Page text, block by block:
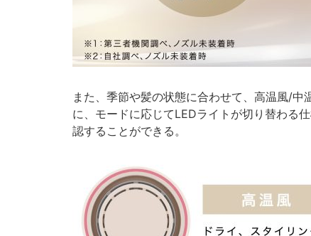
また、季節や髪の状態に合わせて、高温風/
に、モードに応じてLEDライトが切り替わる
認することができる。